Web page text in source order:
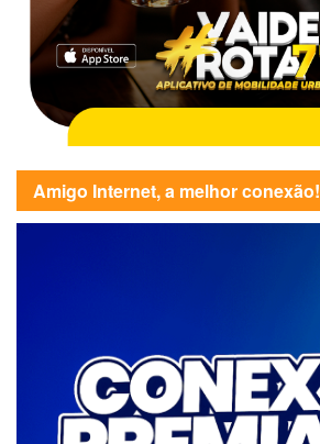
Amigo Internet, a melhor conexão!